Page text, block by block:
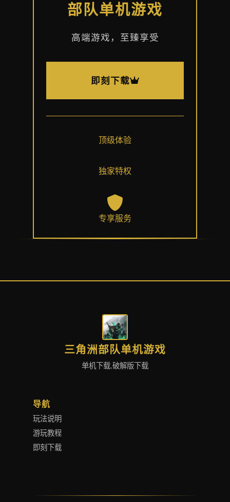
部队单机游戏
高端游戏，至臻享受
即刻下载
顶级体验
独家特权
专享服务
三角洲部队单机游戏
单机下载,破解版下载
导航
玩法说明
游玩教程
即刻下载